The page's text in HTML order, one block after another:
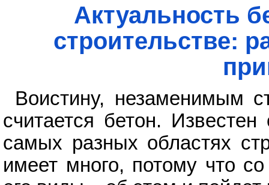
Актуальность
строительстве:
Воистину, незаменимым
считается бетон.
самых разных областях
имеет много, потому что